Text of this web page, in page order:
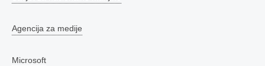
Agencija za medije
Microsoft